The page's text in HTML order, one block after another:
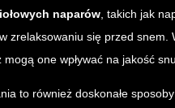
naparów , takich jak
zrelaksowaniu się przed
one wpływać na jakość
to również doskonałe